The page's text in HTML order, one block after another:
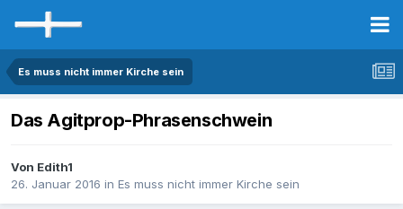
Es muss nicht immer Kirche sein
Das Agitprop-Phrasenschwein
Von Edith1
26. Januar 2016 in Es muss nicht immer Kirche sein